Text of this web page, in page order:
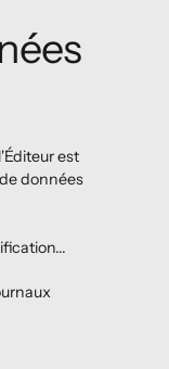
est
données